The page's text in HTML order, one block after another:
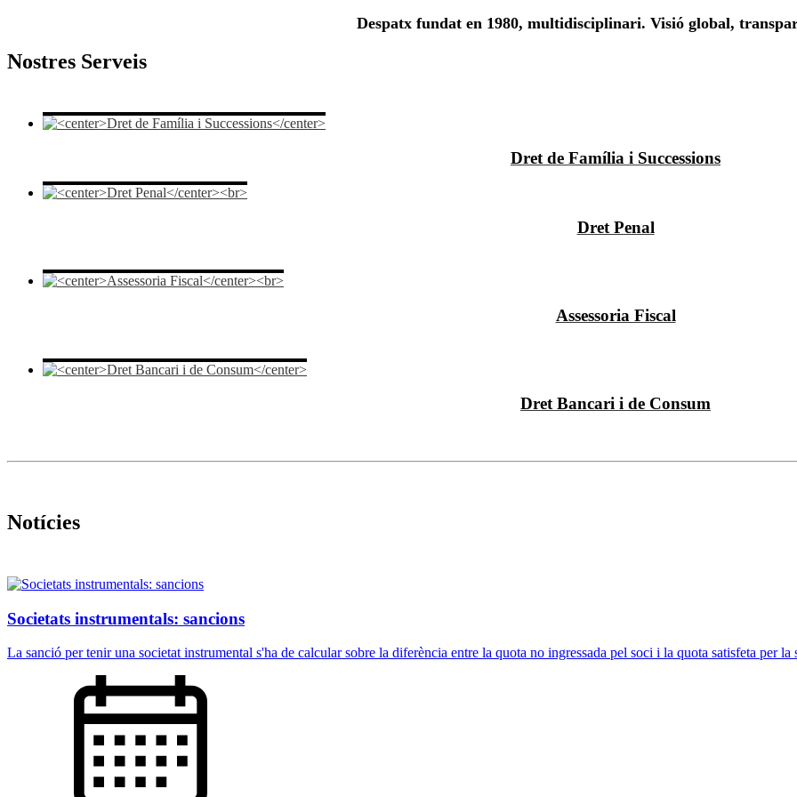
Despatx fundat en 1980, multidisciplinari. Visió global,
Nostres Serveis
Dret de Família i Successions
Dret Penal
Assessoria Fiscal
Dret Bancari i de Consum
Notícies
Societats instrumentals: sancions
La sanció per tenir una societat instrumental s'ha de calcular sobre la diferència entre la quota no ingressada pel soci i la quota satisfeta per la